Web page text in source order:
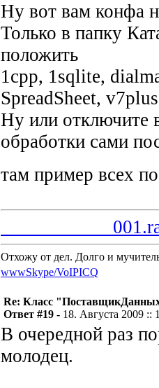
Ну вот вам конфа
Только в папку
положить
1cpp, 1sqlite,
SpreadSheet, v7plus
Ну или отключите
обработки сами
там пример всех
Отхожу от дел. Долго и
wwwSkype/VoIPICQ
Re: Класс
Ответ #19 - 18. Августа 2009 ::
В очередной раз
молодец.